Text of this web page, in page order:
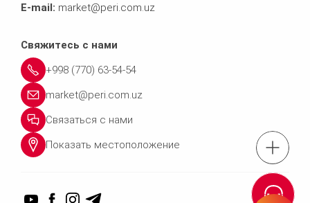
Тел.: +998 (770)
Связаться
E-mail: market@peri.com.uz
Свяжитесь с нами
+998 (770) 63-54-54
market@peri.com.uz
Связаться с нами
Показать местоположение